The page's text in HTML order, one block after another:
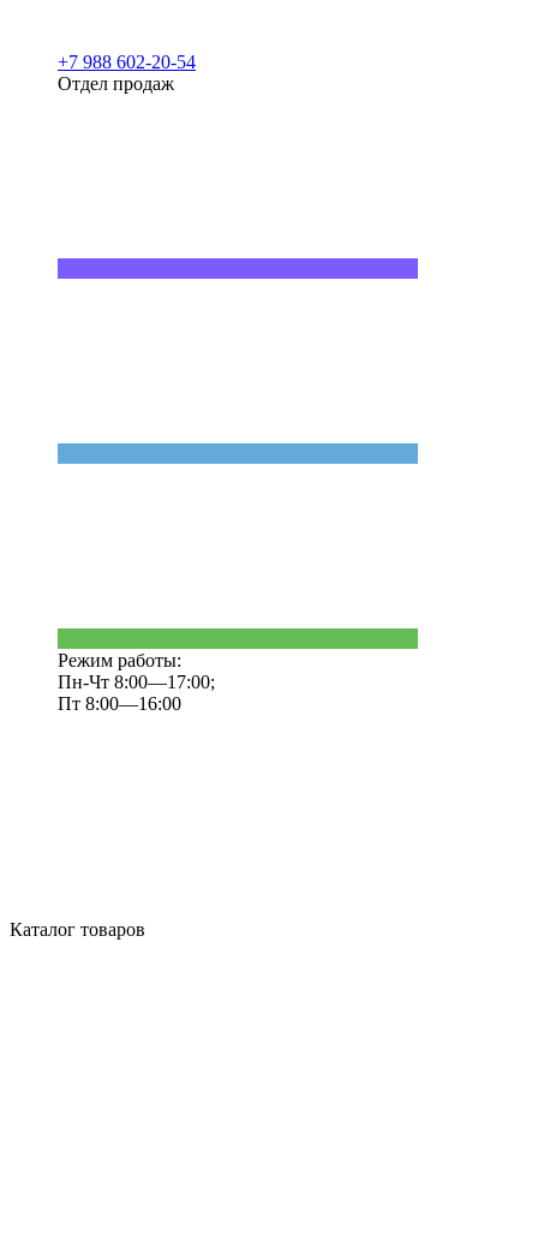
+7 988 602-20-54
Отдел продаж
Режим работы:
Пн-Чт 8:00—17:00;
Пт 8:00—16:00
Каталог товаров